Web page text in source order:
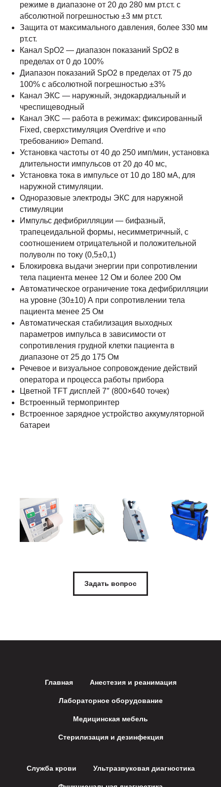
режиме в диапазоне от 20 до 280 мм рт.ст. с
абсолютной погрешностью ±3 мм рт.ст.
Защита от максимального давления, более 330 мм
рт.ст.
Канал SpО2 — диапазон показаний SpО2 в
пределах от 0 до 100%
Диапазон показаний SpО2 в пределах от 75 до
100% с абсолютной погрешностью ±3%
Канал ЭКС — наружный, эндокардиальный и
чреспищеводный
Канал ЭКС — работа в режимах: фиксированный
Fixed, сверхстимуляция Overdrive и «по
требованию» Demand.
Установка частоты от 40 до 250 имп/мин, установка
длительности импульсов от 20 до 40 мс,
Установка тока в импульсе от 10 до 180 мА, для
наружной стимуляции.
Одноразовые электроды ЭКС для наружной
стимуляции
Импульс дефибрилляции — бифазный,
трапецеидальной формы, несимметричный, с
соотношением отрицательной и положительной
полуволн по току (0,5±0,1)
Блокировка выдачи энергии при сопротивлении
тела пациента менее 12 Ом и более 200 Ом
Автоматическое ограничение тока дефибрилляции
на уровне (30±10) А при сопротивлении тела
пациента менее 25 Ом
Автоматическая стабилизация выходных
параметров импульса в зависимости от
сопротивления грудной клетки пациента в
диапазоне от 25 до 175 Ом
Речевое и визуальное сопровождение действий
оператора и процесса работы прибора
Цветной TFT дисплей 7″ (800×640 точек)
Встроенный термопринтер
Встроенное зарядное устройство аккумуляторной
батареи
Задать вопрос
Главная Анестезия и реанимация
Лабораторное оборудование
Медицинская мебель
Стерилизация и дезинфекция
Служба крови Ультразвуковая диагностика